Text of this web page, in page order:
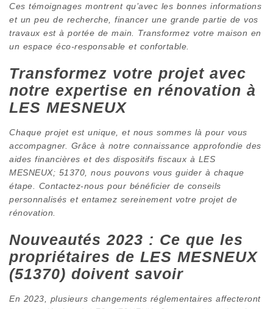
Ces témoignages montrent qu’avec les bonnes informations
et un peu de recherche, financer une grande partie de vos
travaux est à portée de main. Transformez votre maison en
un espace éco-responsable et confortable.
Transformez votre projet avec
notre expertise en rénovation à
LES MESNEUX
Chaque projet est unique, et nous sommes là pour vous
accompagner. Grâce à notre connaissance approfondie des
aides financières et des dispositifs fiscaux à LES
MESNEUX; 51370, nous pouvons vous guider à chaque
étape. Contactez-nous pour bénéficier de conseils
personnalisés et entamez sereinement votre projet de
rénovation.
Nouveautés 2023 : Ce que les
propriétaires de LES MESNEUX
(51370) doivent savoir
En 2023, plusieurs changements réglementaires affecteront